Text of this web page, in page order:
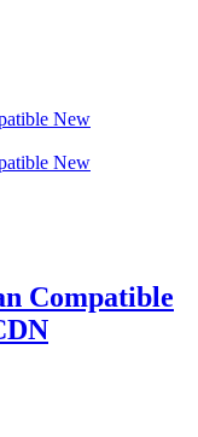
Compatible